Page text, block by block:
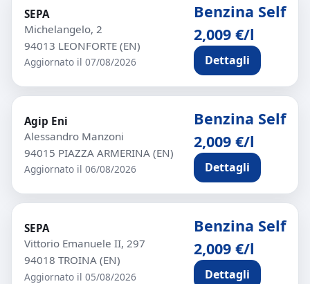
SEPA
Michelangelo, 2
94013 LEONFORTE (EN)
Aggiornato il 07/08/2026
Benzina Self
2,009 €/l
Dettagli
Agip Eni
Alessandro Manzoni
94015 PIAZZA ARMERINA (EN)
Aggiornato il 06/08/2026
Benzina Self
2,009 €/l
Dettagli
SEPA
Vittorio Emanuele II, 297
94018 TROINA (EN)
Aggiornato il 05/08/2026
Benzina Self
2,009 €/l
Dettagli